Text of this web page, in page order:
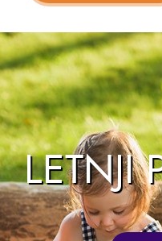
LETNJI